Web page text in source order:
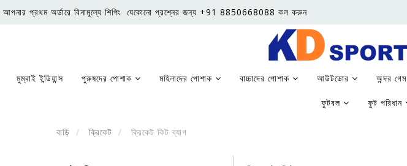
আপনার প্রথম অর্ডারে বিনামূল্যে শিপিং যেকোনো প্রশ্নের জন্য +91 8850668088 কল করুন
মুম্বাই ইন্ডিয়ান্স পুরুষদের পোশাক মহিলাদের পোশাক বাচ্চাদের পোশাক আউটডোর অন্দর গেম
ফুটবল ফুট পরিধান
বাড়ি ক্রিকেট ক্রিকেট কিট ব্যাগ